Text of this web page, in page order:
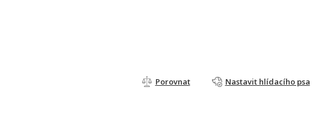
Porovnat Nastavit hlídacího psa